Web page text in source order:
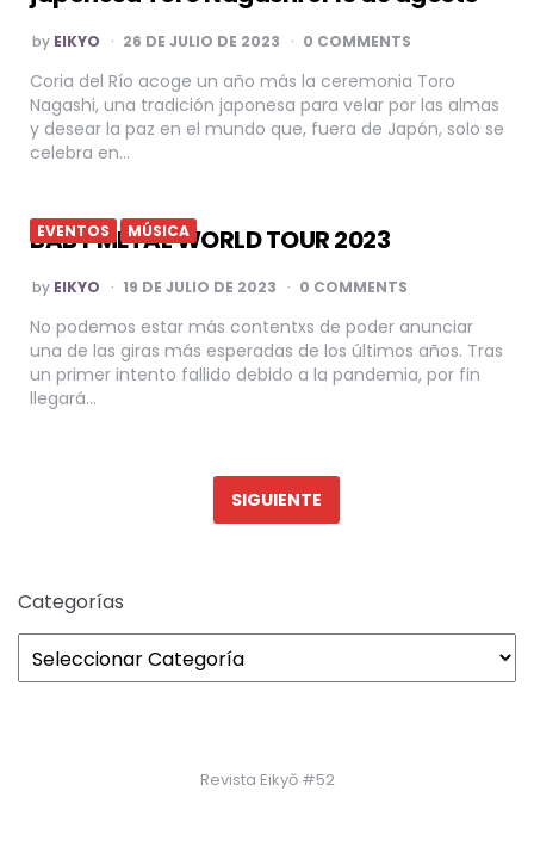
POSTED
BY
by EIKYO 26 DE JULIO DE 2023 0 COMMENTS
Coria del Río acoge un año más la ceremonia Toro
Nagashi, una tradición japonesa para velar por las almas
y desear la paz en el mundo que, fuera de Japón, solo se
celebra en…
EVENTOS MÚSICA
BABY METAL WORLD TOUR 2023
POSTED
BY
by EIKYO 19 DE JULIO DE 2023 0 COMMENTS
No podemos estar más contentxs de poder anunciar
una de las giras más esperadas de los últimos años. Tras
un primer intento fallido debido a la pandemia, por fin
llegará…
SIGUIENTE
Categorías
Revista Eikyō #52